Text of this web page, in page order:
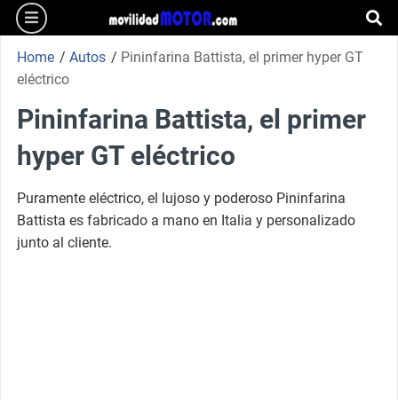
Skip
to
content
burger
Home / Autos / Pininfarina Battista, el primer hyper GT
eléctrico
Pininfarina Battista, el primer
hyper GT eléctrico
Puramente eléctrico, el lujoso y poderoso Pininfarina
Battista es fabricado a mano en Italia y personalizado
junto al cliente.